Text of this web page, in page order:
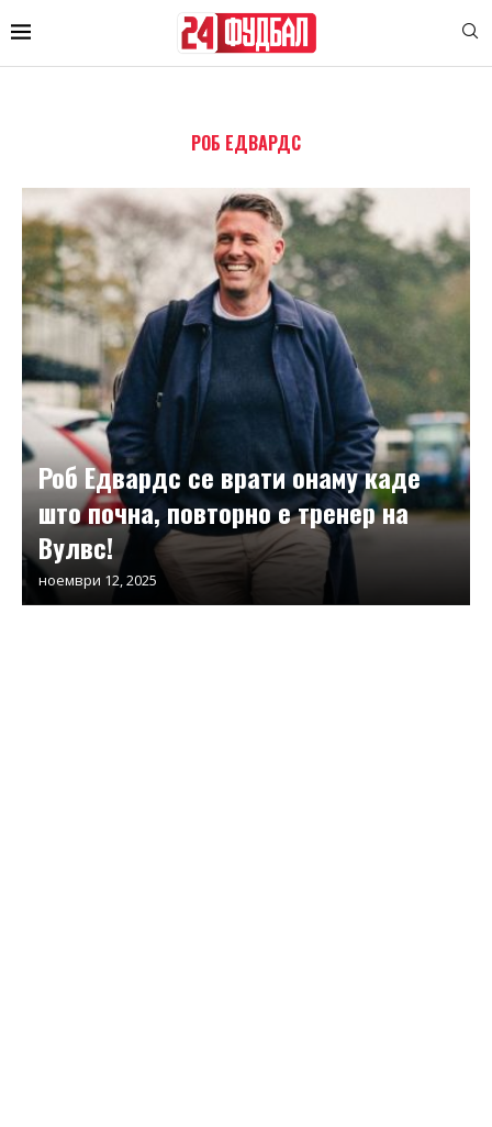
РОБ ЕДВАРДС
Роб Едвардс се врати онаму каде
што почна, повторно е тренер на
Вулвс!
ноември 12, 2025